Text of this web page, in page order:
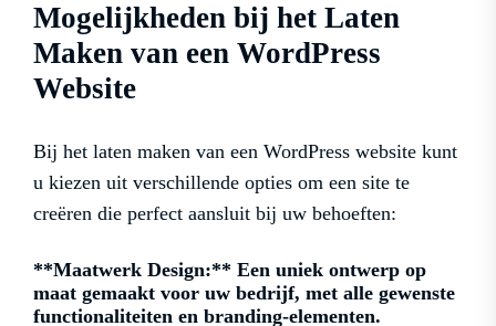
Mogelijkheden bij het Laten
Maken van een WordPress
Website
Bij het laten maken van een WordPress website kunt
u kiezen uit verschillende opties om een site te
creëren die perfect aansluit bij uw behoeften:
**Maatwerk Design:** Een uniek ontwerp op
maat gemaakt voor uw bedrijf, met alle gewenste
functionaliteiten en branding-elementen.